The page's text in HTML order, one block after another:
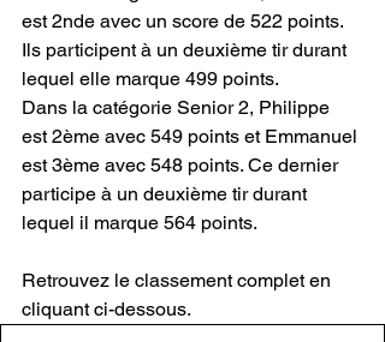
est 2nde avec un score de 522 points.
Ils participent à un deuxième tir durant
lequel elle marque 499 points.
Dans la catégorie Senior 2, Philippe
est 2ème avec 549 points et Emmanuel
est 3ème avec 548 points. Ce dernier
participe à un deuxième tir durant
lequel il marque 564 points.
Retrouvez le classement complet en
cliquant ci-dessous.